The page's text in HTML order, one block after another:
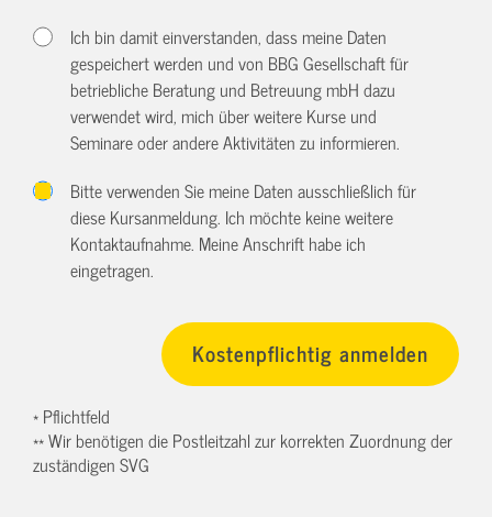
Ich bin damit einverstanden, dass meine Daten
gespeichert werden und von BBG Gesellschaft für
betriebliche Beratung und Betreuung mbH dazu
verwendet wird, mich über weitere Kurse und
Seminare oder andere Aktivitäten zu informieren.
Bitte verwenden Sie meine Daten ausschließlich für
diese Kursanmeldung. Ich möchte keine weitere
Kontaktaufnahme. Meine Anschrift habe ich
eingetragen.
* Pflichtfeld
** Wir benötigen die Postleitzahl zur korrekten Zuordnung der
zuständigen SVG